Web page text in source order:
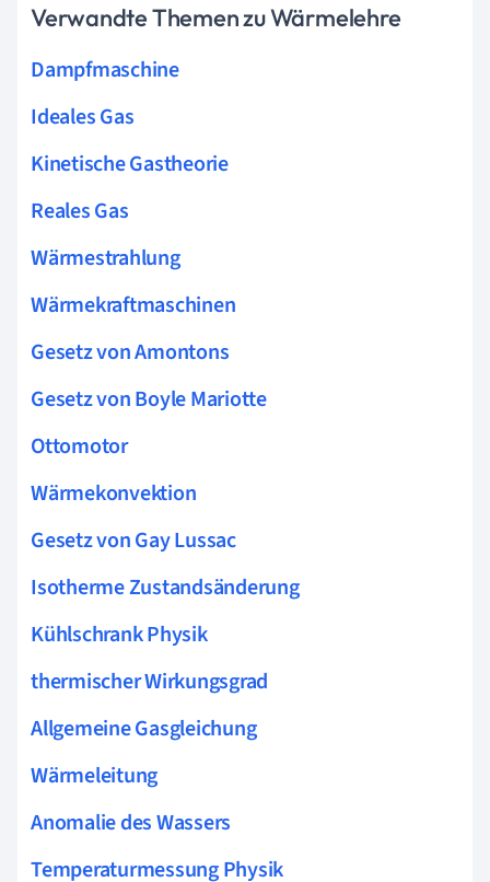
Verwandte Themen zu Wärmelehre
Dampfmaschine
Ideales Gas
Kinetische Gastheorie
Reales Gas
Wärmestrahlung
Wärmekraftmaschinen
Gesetz von Amontons
Gesetz von Boyle Mariotte
Ottomotor
Wärmekonvektion
Gesetz von Gay Lussac
Isotherme Zustandsänderung
Kühlschrank Physik
thermischer Wirkungsgrad
Allgemeine Gasgleichung
Wärmeleitung
Anomalie des Wassers
Temperaturmessung Physik